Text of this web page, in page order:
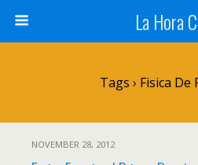
La Hora
Tags › Fisica De
NOVEMBER 28, 2012